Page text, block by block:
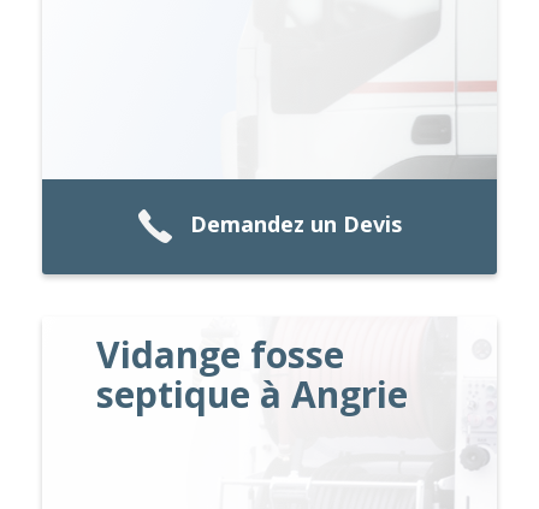
Demandez un Devis
Vidange fosse
septique à Angrie